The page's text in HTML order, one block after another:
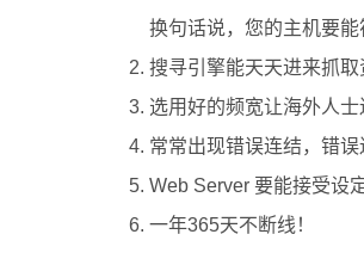
换句话说，您的主机要能
搜寻引擎能天天进来抓取
选用好的频宽让海外人
常常出现错误连结，错误
Web Server 要能接受设
一年365天不断线！